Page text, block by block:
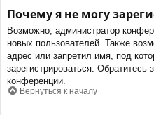
Почему я не могу
Возможно, администратор
новых пользователей. Также
адрес или запретил имя, под
зарегистрироваться.
конференции.
Вернуться к началу